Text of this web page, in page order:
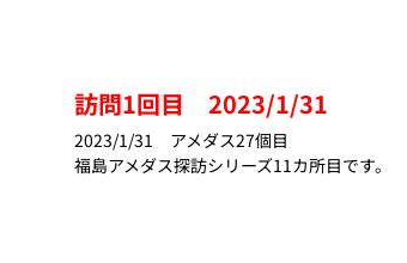
訪問1回目　2023/1/31
2023/1/31　アメダス27個目
福島アメダス探訪シリーズ11カ所目です。